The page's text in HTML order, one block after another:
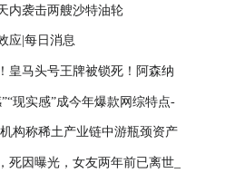
内袭击两艘沙特油轮
应|每日消息
皇马头号王牌被锁死！阿森纳
注
现实感”成今年爆款网综特点-
构称稀土产业链中游瓶颈资产
快报
死因曝光，女友两年前已离世_